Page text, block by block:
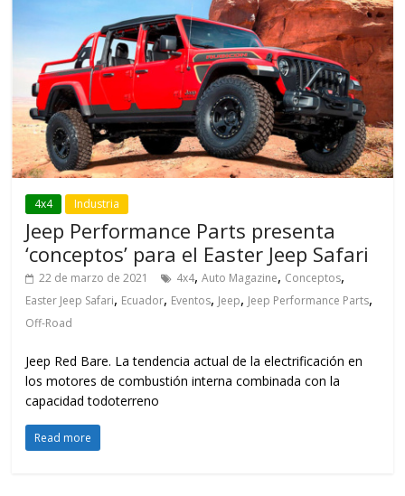
4x4 Industria
Jeep Performance Parts presenta
‘conceptos’ para el Easter Jeep Safari
22 de marzo de 2021 4x4,Auto Magazine, Conceptos,
Easter Jeep Safari, Ecuador, Eventos, Jeep, Jeep Performance Parts,
Off-Road
Jeep Red Bare. La tendencia actual de la electrificación en
los motores de combustión interna combinada con la
capacidad todoterreno
Read more